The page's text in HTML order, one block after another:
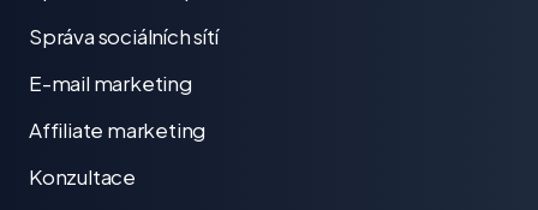
Správa sociálních sítí
E-mail marketing
Affiliate marketing
Konzultace